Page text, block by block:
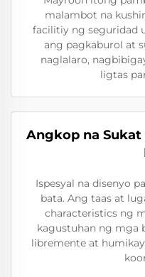
malambot na
facilitiy ng seguridad
ang pagkaburol at
naglalaro,
ligtas
Angkop na
Ispesyal na disenyo
bata. Ang taas at
characteristics ng
kagustuhan ng mga
libremente at